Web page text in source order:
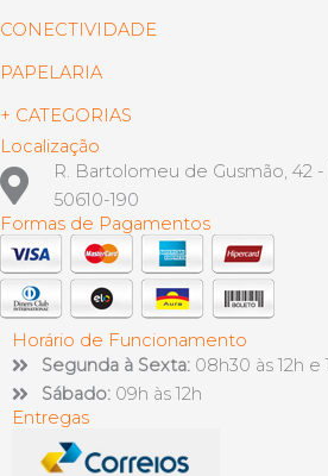
CONECTIVIDADE
PAPELARIA
+ CATEGORIAS
Localização
R. Bartolomeu de Gusmão, 42
50610-190
Formas de Pagamentos
Horário de Funcionamento
Segunda à Sexta: 08h30 às 12h e
Sábado: 09h às 12h
Entregas